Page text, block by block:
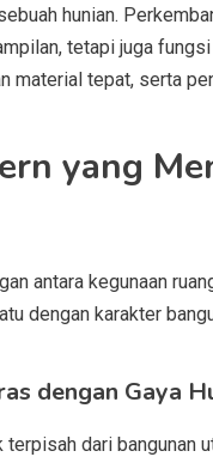
hunian.
tetapi juga
material tepat, serta
yang
antara kegunaan
dengan karakter
dengan Gaya
dari bangunan